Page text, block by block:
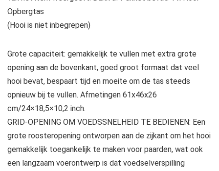
Opbergtas
(Hooi is niet inbegrepen)
Grote capaciteit: gemakkelijk te vullen met extra grote
opening aan de bovenkant, goed groot formaat dat veel
hooi bevat, bespaart tijd en moeite om de tas steeds
opnieuw bij te vullen. Afmetingen 61x46x26
cm/24×18,5×10,2 inch.
GRID-OPENING OM VOEDSSNELHEID TE BEDIENEN: Een
grote roosteropening ontworpen aan de zijkant om het hooi
gemakkelijk toegankelijk te maken voor paarden, wat ook
een langzaam voerontwerp is dat voedselverspilling